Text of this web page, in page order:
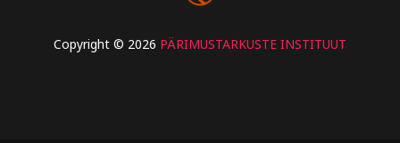
Copyright © 2026 PÄRIMUSTARKUSTE INSTITUUT